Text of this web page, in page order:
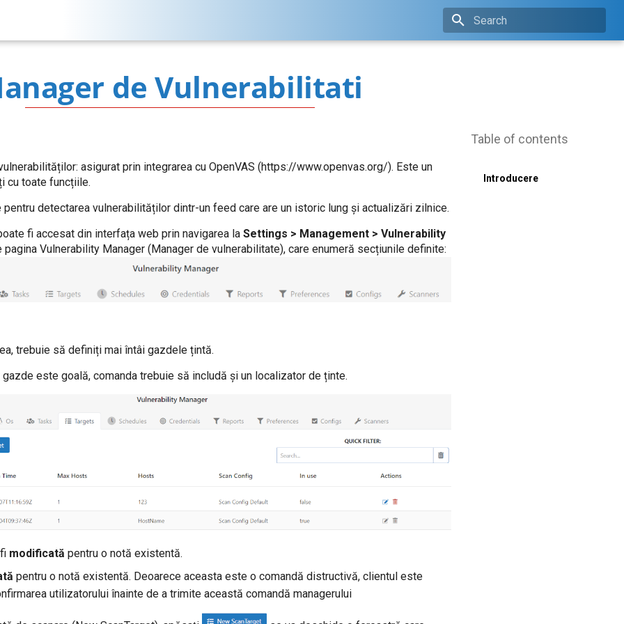
Type to start searching
Table of contents
Introducere
de Vulnerabilitati
asigurat prin integrarea cu OpenVAS (https://www.openvas.org/). Este un
cu toate funcțiile.
detectarea vulnerabilităților dintr-un feed care are un istoric lung și actualizări zilnice.
fi accesat din interfața web prin navigarea la Settings > Management > Vulnerability
pagina Vulnerability Manager (Manager de vulnerabilitate), care enumeră secțiunile definite:
trebuie să definiți mai întâi gazdele țintă.
gazde este goală, comanda trebuie să includă și un localizator de ținte.
modificată pentru o notă existentă.
pentru o notă existentă. Deoarece aceasta este o comandă distructivă, clientul este
utilizatorului înainte de a trimite această comandă managerului